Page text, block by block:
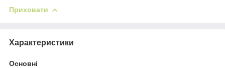
Приховати
Характеристики
Основні